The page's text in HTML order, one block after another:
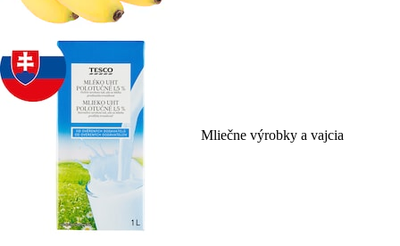
Mliečne výrobky a vajcia